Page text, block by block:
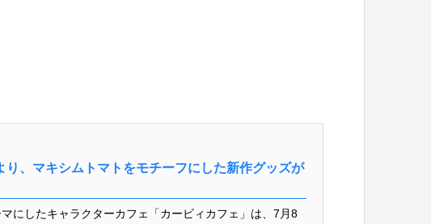
り、マキシムトマトをモチーフにした新作グッズが
マにしたキャラクターカフェ「カービィカフェ」は、7月8